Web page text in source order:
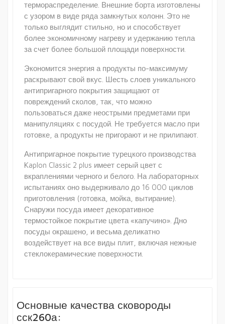
термораспределение. Внешние борта изготовлены
с узором в виде ряда замкнутых колонн. Это не
только выглядит стильно, но и способствует
более экономичному нагреву и удержанию тепла
за счет более большой площади поверхности.
Экономится энергия а продукты по-максимуму
раскрывают свой вкус. Шесть слоев уникального
антипригарного покрытия защищают от
повреждений сколов, так, что можно
пользоваться даже неострыми предметами при
манипуляциях с посудой. Не требуется масло при
готовке, а продукты не пригорают и не прилипают.
Антипригарное покрытие турецкого производства
Kaplon Classic 2 plus имеет серый цвет с
вкраплениями черного и белого. На лабораторных
испытаниях оно выдерживало до 16 000 циклов
приготовления (готовка, мойка, вытирание).
Снаружи посуда имеет декоративное
термостойкое покрытие цвета «капучино». Дно
посуды окрашено, и весьма деликатно
воздействует на все виды плит, включая нежные
стеклокерамические поверхности.
Основные качества сковороды
сск260а: